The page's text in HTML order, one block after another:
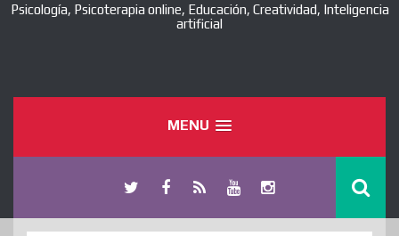
Psicología, Psicoterapia online, Educación, Creatividad, Inteligencia
artificial
MENU